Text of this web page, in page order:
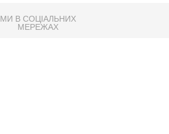
МИ В СОЦІАЛЬНИХ
МЕРЕЖАХ